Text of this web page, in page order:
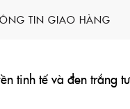
TIN GIAO HÀNG
tinh tế và đen